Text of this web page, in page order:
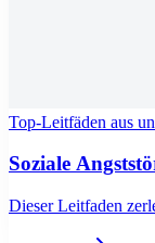
Top-Leitfäden aus
Soziale
Dieser Leitfaden